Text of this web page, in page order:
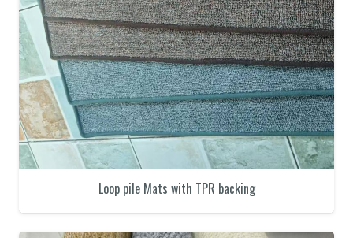
Loop pile Mats with TPR backing